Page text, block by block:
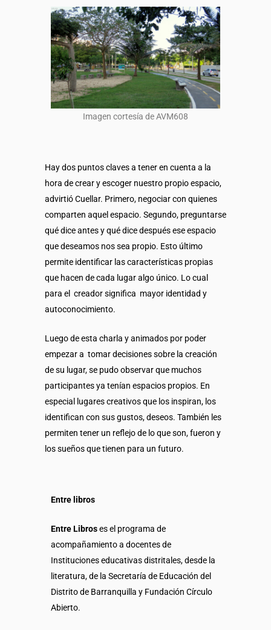
Imagen cortesía de AVM608
Hay dos puntos claves a tener en cuenta a la
hora de crear y escoger nuestro propio espacio,
advirtió Cuellar. Primero, negociar con quienes
comparten aquel espacio. Segundo, preguntarse
qué dice antes y qué dice después ese espacio
que deseamos nos sea propio. Esto último
permite identificar las características propias
que hacen de cada lugar algo único. Lo cual
para el creador significa mayor identidad y
autoconocimiento.
Luego de esta charla y animados por poder
empezar a tomar decisiones sobre la creación
de su lugar, se pudo observar que muchos
participantes ya tenían espacios propios. En
especial lugares creativos que los inspiran, los
identifican con sus gustos, deseos. También les
permiten tener un reflejo de lo que son, fueron y
los sueños que tienen para un futuro.
Entre libros
Entre Libroses el programa de
acompañamiento a docentes de
Instituciones educativas distritales, desde la
literatura, de la Secretaría de Educación del
Distrito de Barranquilla y Fundación Círculo
Abierto.